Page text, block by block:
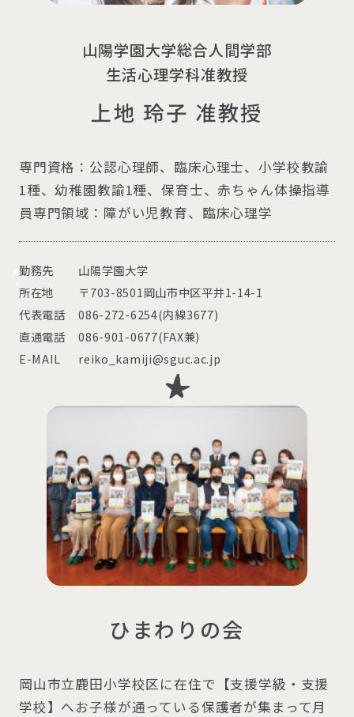
山陽学園大学総合人間学部
生活心理学科准教授
上地 玲子 准教授
専門資格
公認心理師、臨床心理士、小学校教諭
1種、幼稚園教諭1種、保育士、赤ちゃん体操指導
員専門領域 障がい児教育、臨床心理学
勤務先
山陽学園大学
所在地
〒703-8501岡山市中区平井1-14-1
代表電話
086-272-6254(内線3677)
直通電話
086-901-0677(FAX兼)
E-MAIL
reiko_kamiji@sguc.ac.jp
ひまわりの会
岡山市立鹿田小学校区に在住で【支援学級・支援
学校】へお子様が通っている保護者が集まって月